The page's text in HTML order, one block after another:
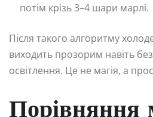
потім крізь 3–4 шари марлі.
Після такого алгоритму
виходить прозорим навіть
освітлення. Це не магія, а
Порівняння